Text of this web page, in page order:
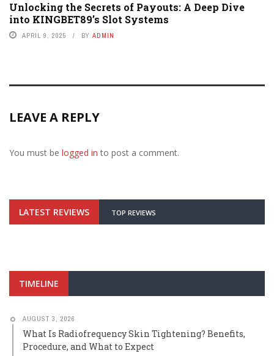
Unlocking the Secrets of Payouts: A Deep Dive
into KINGBET89’s Slot Systems
APRIL 9, 2025 BY ADMIN
LEAVE A REPLY
You must be logged in to post a comment.
LATEST REVIEWS TOP REVIEWS
TIMELINE
AUGUST 3, 2026
What Is Radiofrequency Skin Tightening? Benefits,
Procedure, and What to Expect